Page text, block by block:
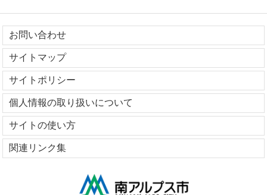
お問い合わせ
サイトマップ
サイトポリシー
個人情報の取り扱いについて
サイトの使い方
関連リンク集